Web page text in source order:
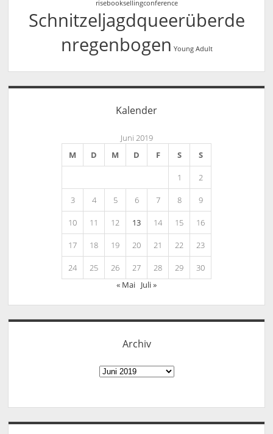
risebooksellingconference
Schnitzeljagdqueerüberde
nregenbogen Young Adult
Kalender
Juni 2019
M
D M D F S S
1 2
3 4 5 6 7 8 9
10 11 12 13 14 15 16
17 18 19 20 21 22 23
24 25 26 27 28 29
30
« Mai Juli »
Archiv
Archiv